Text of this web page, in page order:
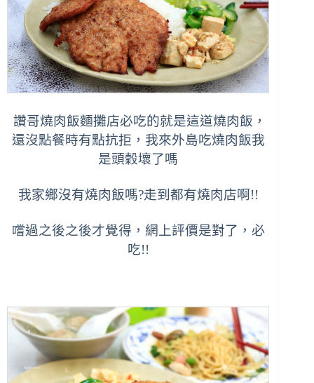
讚哥燒肉飯麵攤店必吃的就是這道燒肉飯，
還沒點餐時有點抗拒，我來外島吃燒肉飯我
是頭穀壞了嗎
我家鄉沒有燒肉飯嗎?走到都有燒肉店啊!!
嚐過之後之後才覺得，網上評價是對了，必
吃!!